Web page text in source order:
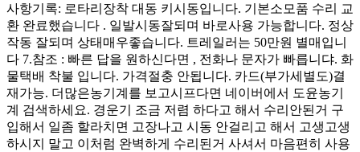
사항기록: 로타리장착 대동 키시동입니다. 기본소모품 수리 교
환 완료했습니다 . 일발시동잘되며 바로사용 가능합니다. 정상
작동 잘되며 상태매우좋습니다. 트레일러는 50만원 별매입니
다 7.참조 : 빠른 답을 원하신다면 , 전화나 문자가 빠릅니댜. 화
물택배 착불 입니다. 가격절충 안됩니다. 카드(부가세별도)결
재가능. 더많은농기계를 보고시프다면 네이버에서 도윤농기
계 검색하세요. 경운기 조금 저렴 하다고 해서 수리안된거 구
입해서 일좀 할라치면 고장나고 시동 안걸리고 해서 고생고생
하시지 말고 이처럼 완벽하게 수리된거 사셔서 마음편히 사용